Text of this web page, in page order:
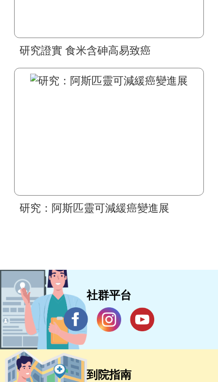
研究證實 食米含砷高易致癌
研究：阿斯匹靈可減緩癌變進展
社群平台
到院指南